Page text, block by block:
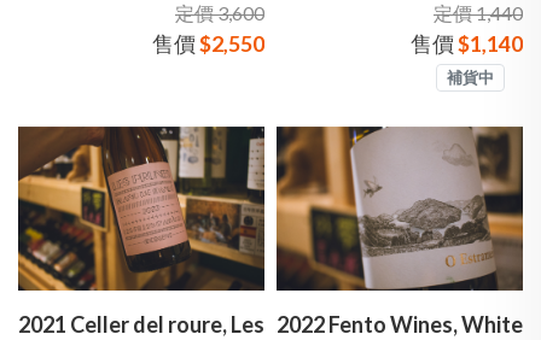
定價 3,600
售價$2,550
定價 1,440
售價$1,140
補貨中
2021 Celler del roure, Les 2022 Fento Wines, White